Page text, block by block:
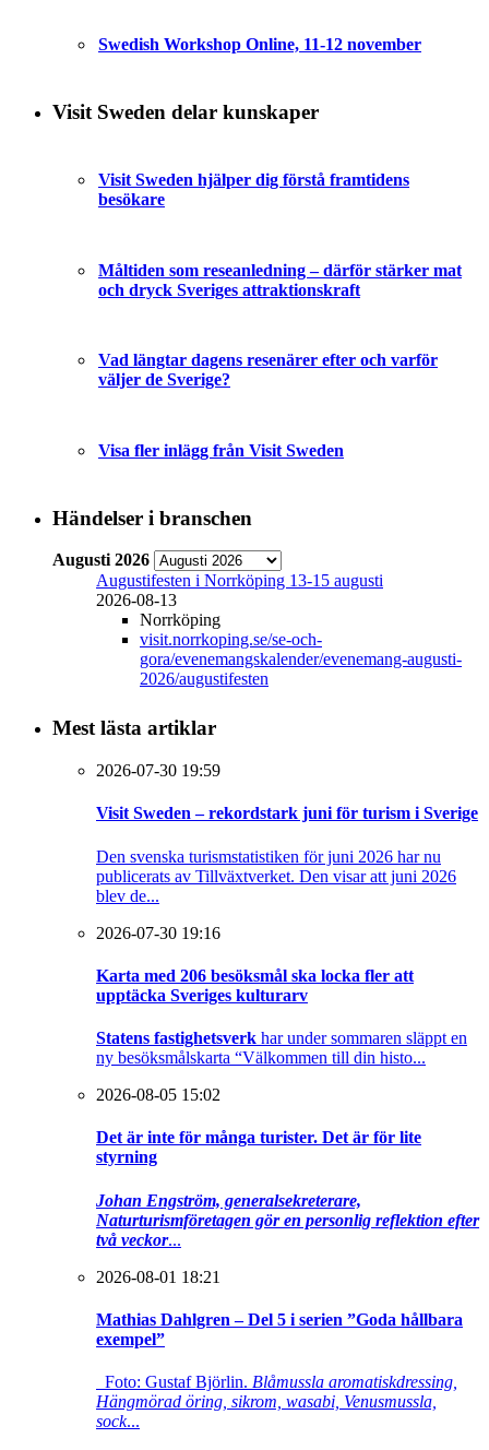
Swedish Workshop Online, 11-12 november
Visit Sweden delar kunskaper
Visit Sweden hjälper dig förstå framtidens
besökare
Måltiden som reseanledning – därför stärker mat
och dryck Sveriges attraktionskraft
Vad längtar dagens resenärer efter och varför
väljer de Sverige?
Visa fler inlägg från Visit Sweden
Händelser i branschen
Augusti 2026
Augustifesten i Norrköping 13-15 augusti
2026-08-13
Norrköping
visit.norrkoping.se/se-och-
gora/evenemangskalender/evenemang-augusti-
2026/augustifesten
Mest lästa artiklar
2026-07-30 19:59
Visit Sweden – rekordstark juni för turism i Sverige
Den svenska turismstatistiken för juni 2026 har nu
publicerats av Tillväxtverket. Den visar att juni 2026
blev de...
2026-07-30 19:16
Karta med 206 besöksmål ska locka fler att
upptäcka Sveriges kulturarv
Statens fastighetsverk har under sommaren släppt en
ny besöksmålskarta “Välkommen till din histo...
2026-08-05 15:02
Det är inte för många turister. Det är för lite
styrning
Johan Engström, generalsekreterare,
Naturturismföretagen gör en personlig reflektion efter
två veckor...
2026-08-01 18:21
Mathias Dahlgren – Del 5 i serien ”Goda hållbara
exempel”
Foto: Gustaf Björlin. Blåmussla aromatiskdressing,
Hängmörad öring, sikrom, wasabi, Venusmussla,
sock...